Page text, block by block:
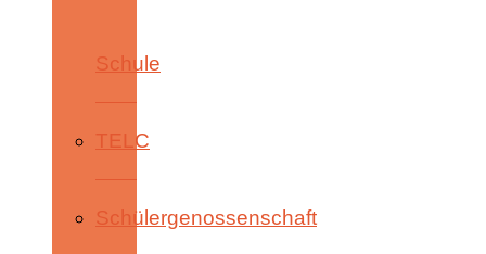
Schule
TELC
Schülergenossenschaft